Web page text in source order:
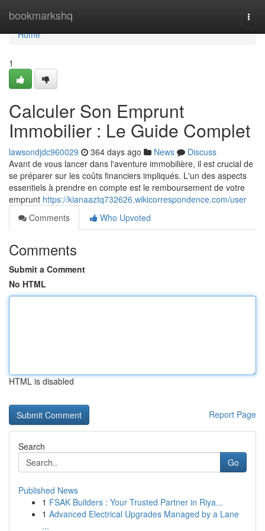
bookmarkshq
Home
Home
1
Calculer Son Emprunt
Immobilier : Le Guide Complet
lawsondjdc960029 364 days ago News
Discuss
Avant de vous lancer dans l'aventure immobilière, il est crucial de
se préparer sur les coûts financiers impliqués. L'un des aspects
essentiels à prendre en compte est le remboursement de votre
emprunt https://kianaaztq732626.wikicorrespondence.com/user
Comments
Who Upvoted
Comments
Submit a Comment
No HTML
HTML is disabled
Report Page
Search
Go
Published News
1 FSAK Builders : Your Trusted Partner in Riya...
1 Advanced Electrical Upgrades Managed by a Lane
...